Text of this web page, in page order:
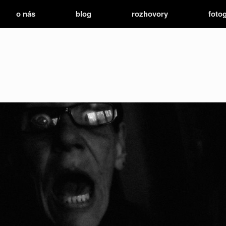
o nás blog rozhovory